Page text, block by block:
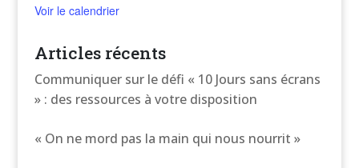
Voir le calendrier
Articles récents
Communiquer sur le défi « 10 Jours sans écrans
» : des ressources à votre disposition
« On ne mord pas la main qui nous nourrit »